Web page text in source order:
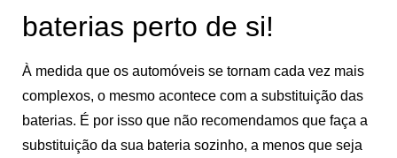
baterias perto de si!
À medida que os automóveis se tornam cada vez mais
complexos, o mesmo acontece com a substituição das
baterias. É por isso que não recomendamos que faça a
substituição da sua bateria sozinho, a menos que seja